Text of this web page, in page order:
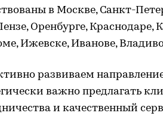
в Москве, Санкт-
Оренбурге, Краснодаре,
Ижевске, Иванове,
развиваем
важно предлагать
и качественный